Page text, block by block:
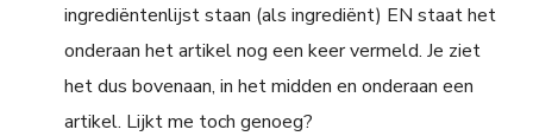
ingrediëntenlijst staan (als ingrediënt) EN staat het
onderaan het artikel nog een keer vermeld. Je ziet
het dus bovenaan, in het midden en onderaan een
artikel. Lijkt me toch genoeg?